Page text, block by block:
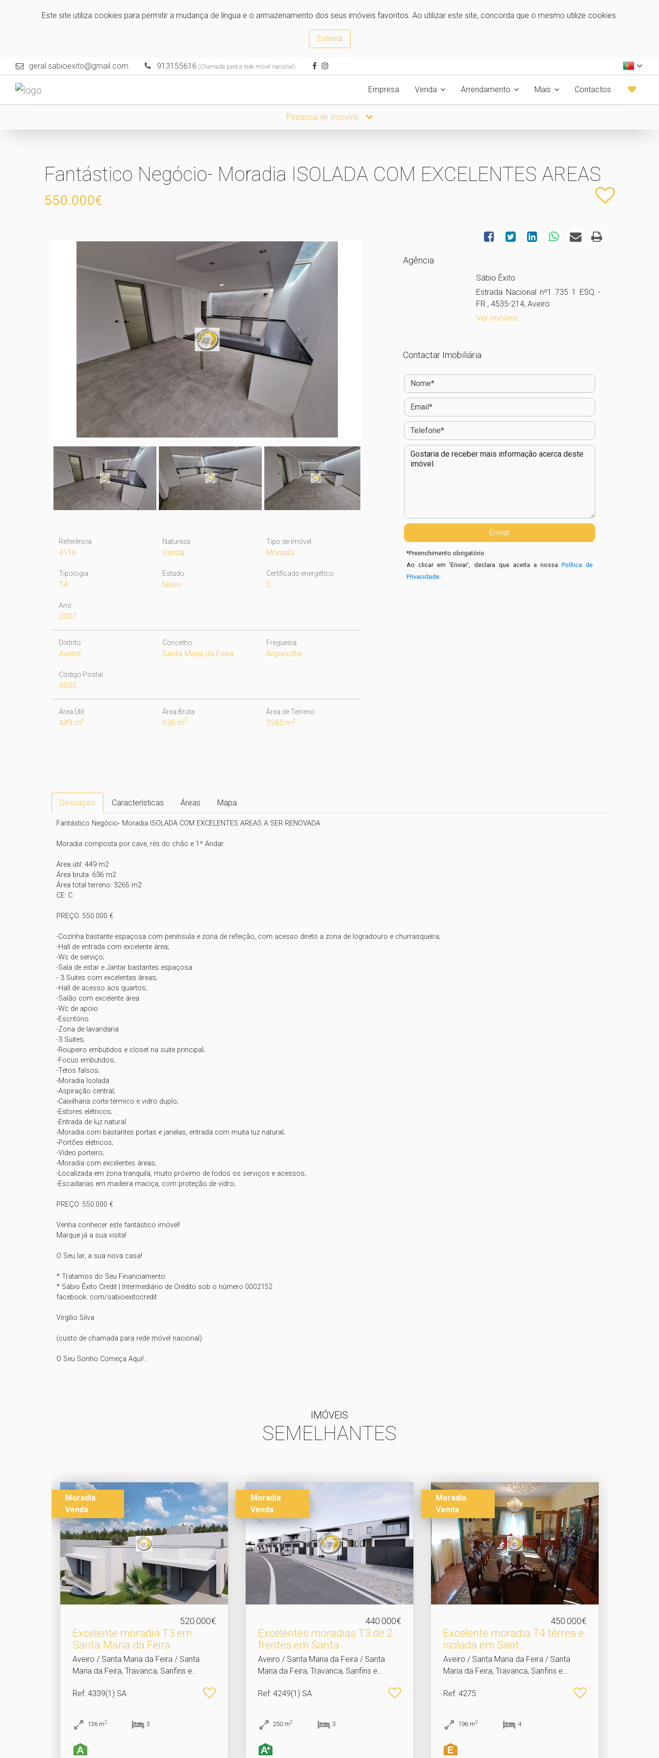
Este site utiliza cookies para permitir a mudança de língua e o armazenamento dos seus imóveis favoritos. Ao utilizar este site, concorda que o mesmo utilize cookies.
Entendi
geral.sabioexito@gmail.com 913155616 (Chamada para a rede móvel nacional)
Empresa Venda Arrendamento Mais Contactos
Pesquisa de Imóveis
Fantástico Negócio- Moradia ISOLADA COM EXCELENTES AREAS
550.000€
Referência
4116
Natureza
Venda
Tipo de Imóvel
Moradia
Tipologia
T4
Estado
Novo
Certificado energético
C
Ano
2007
Distrito
Aveiro
Concelho
Santa Maria da Feira
Freguesia
Argoncilhe
Código Postal
4505
Área Útil
449 m2
Área Bruta
636 m2
Área de Terreno
3265 m2
Agência
Sábio Êxito
Estrada Nacional nº1 735 1 ESQ -
FR , 4535-214, Aveiro
Ver Imóveis
Contactar Imobiliária
*Preenchimento obrigatório
Ao clicar em 'Enviar', declara que aceita a nossaPolítica de
Privacidade.
Descrição Características Áreas Mapa
Fantástico Negócio- Moradia ISOLADA COM EXCELENTES AREAS A SER RENOVADA
Moradia composta por cave, rés do chão e 1º Andar.
Área útil: 449 m2
Área bruta: 636 m2
Área total terreno: 3265 m2
CE: C
PREÇO: 550.000 €
-Cozinha bastante espaçosa com península e zona de refeição, com acesso direto a zona de logradouro e churrasqueira;
-Hall de entrada com excelente área;
-Wc de serviço;
-Sala de estar e Jantar bastantes espaçosa
- 3 Suites com excelentes áreas;
-Hall de acesso aos quartos;
-Salão com excelente área
-Wc de apoio
-Escritório
-Zona de lavandaria
-3 Suites;
-Roupeiro embutidos e closet na suite principal;
-Focus embutidos;
-Tetos falsos;
-Moradia Isolada
-Aspiração central;
-Caixilharia corte térmico e vidro duplo;
-Estores elétricos;
-Entrada de luz natural
-Moradia com bastantes portas e janelas, entrada com muita luz natural;
-Portões elétricos;
-Vídeo porteiro;
-Moradia com excelentes áreas;
-Localizada em zona tranquila, muito próximo de todos os serviços e acessos;
-Escadarias em madeira maciça, com proteção de vidro;
PREÇO: 550.000 €
Venha conhecer este fantástico imóvel!
Marque já a sua visita!
O Seu lar, a sua nova casa!
* Tratamos do Seu Financiamento
* Sábio Êxito Credit | Intermediário de Crédito sob o número 0002152
facebook. com/sabioexitocredit
Virgílio Silva
(custo de chamada para rede móvel nacional)
O Seu Sonho Começa Aqui!...
IMÓVEIS
SEMELHANTES
Moradia
Venda
520.000€
Excelente moradia T3 em
Santa Maria da Feira
Aveiro / Santa Maria da Feira / Santa
Maria da Feira, Travanca, Sanfins e
Ref: 4339(1) SA
136 m2 3
Moradia
Venda
440.000€
Excelentes moradias T3 de 2
frentes em Santa .​..
Aveiro / Santa Maria da Feira / Santa
Maria da Feira, Travanca, Sanfins e
Ref: 4249(1) SA
250 m2 3
Moradia
Venda
450.000€
Excelente moradia T4 térrea e
isolada em Sant.​..
Aveiro / Santa Maria da Feira / Santa
Maria da Feira, Travanca, Sanfins e
Ref: 4275
196 m2 4